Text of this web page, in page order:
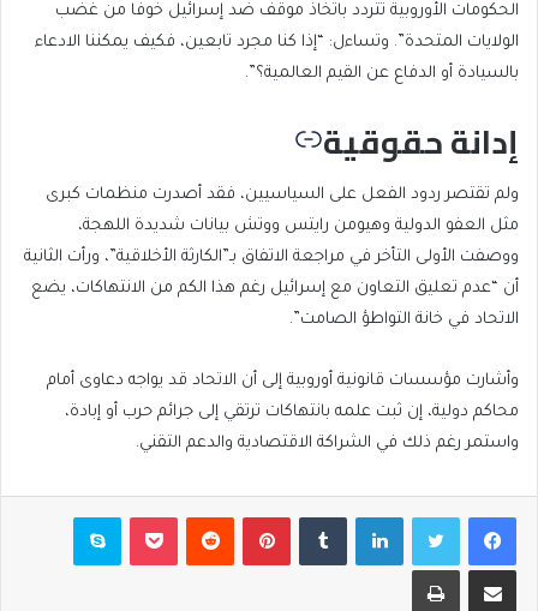
الحكومات الأوروبية تتردد باتخاذ موقف ضد إسرائيل خوفا من غضب
الولايات المتحدة”. وتساءل: “إذا كنا مجرد تابعين، فكيف يمكننا الادعاء
بالسيادة أو الدفاع عن القيم العالمية؟”.
إدانة حقوقية
ولم تقتصر ردود الفعل على السياسيين، فقد أصدرت منظمات كبرى
مثل العفو الدولية وهيومن رايتس ووتش بيانات شديدة اللهجة،
ووصفت الأولى التأخر في مراجعة الاتفاق بـ”الكارثة الأخلاقية”، ورأت الثانية
أن “عدم تعليق التعاون مع إسرائيل رغم هذا الكم من الانتهاكات، يضع
الاتحاد في خانة التواطؤ الصامت”.
وأشارت مؤسسات قانونية أوروبية إلى أن الاتحاد قد يواجه دعاوى أمام
محاكم دولية، إن ثبت علمه بانتهاكات ترتقي إلى جرائم حرب أو إبادة،
واستمر رغم ذلك في الشراكة الاقتصادية والدعم التقني.
فيسبوكتويتر لينكدإن بينتيريست بوكيت سكايب
مشاركة عبر البريد طباعة